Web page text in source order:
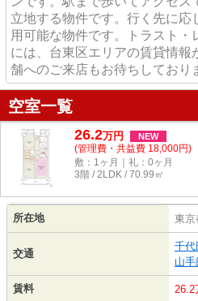
立地する物件です。行く先に応
用可能な物件です。トラスト
には、台東区エリアの賃貸情報
舗へのご来店もお待ちしており
空室一覧
26.2万円 NEW
(管理費・共益費 18,000円)
敷：1ヶ月｜礼：0ヶ月
3階 / 2LDK / 70.99㎡
所在地 東京
交通
千代
山手
賃料 26.2